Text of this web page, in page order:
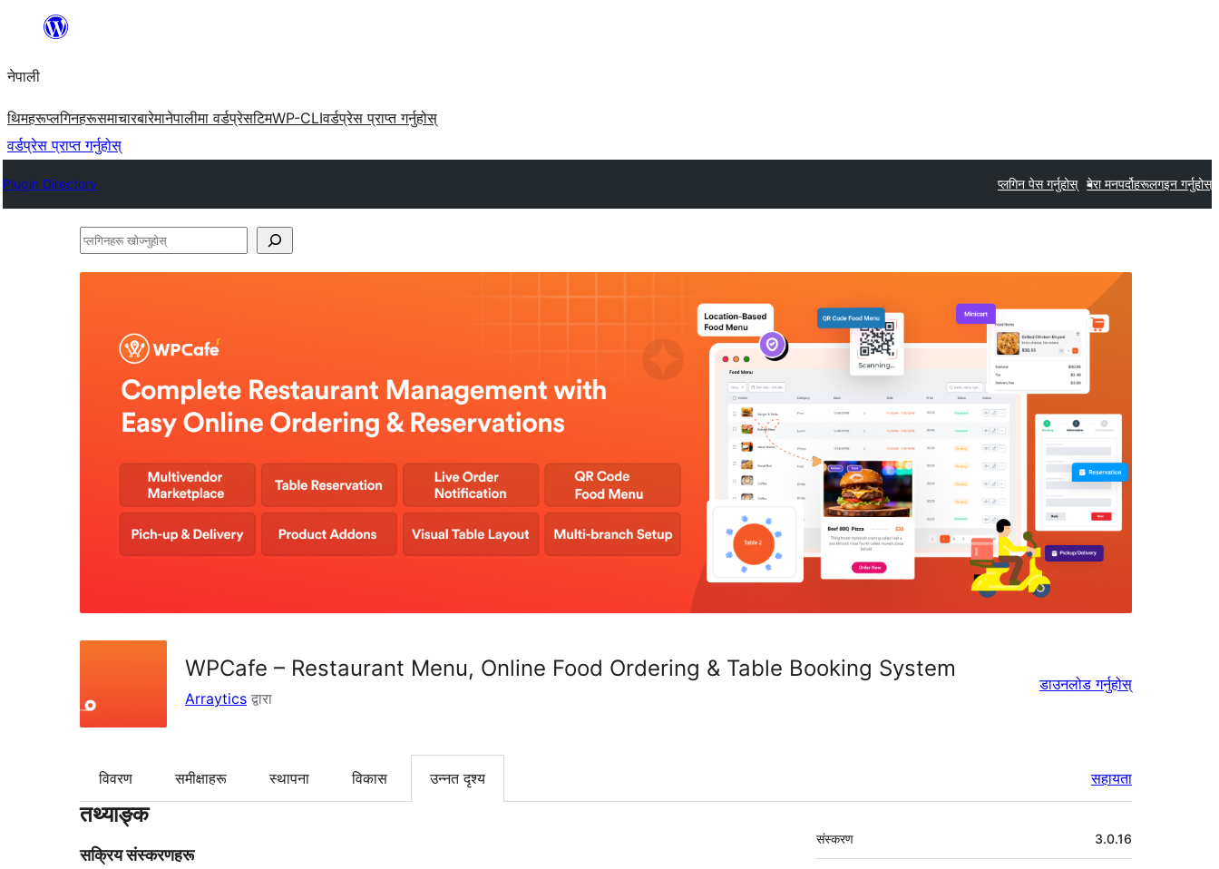
सामग्रीमा
नेपाली
थिमहरूप्लगिनहरूसमाचारबारेमानेपालीमा वर्डप्रेसटिमWP-CLIवर्डप्रेस प्राप्त गर्नुहोस्
वर्डप्रेस प्राप्त गर्नुहोस्
Plugin Directory प्लगिन पेस गर्नुहोस् मेरा मनपर्दोहरूलगइन गर्नुहोस्
प्लगिनहरू
WPCafe – Restaurant Menu, Online Food Ordering & Table Booking System
Arraytics द्वारा
डाउनलोड गर्नुहोस्
विवरण समीक्षाहरू स्थापना विकास उन्नत दृश्य सहायता
तथ्याङ्क
सक्रिय संस्करणहरू
मेटा
संस्करण 3.0.16